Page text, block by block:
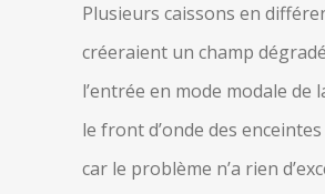
Plusieurs caissons en
créeraient un champ
l’entrée en mode modale de
le front d’onde des
car le problème n’a rien